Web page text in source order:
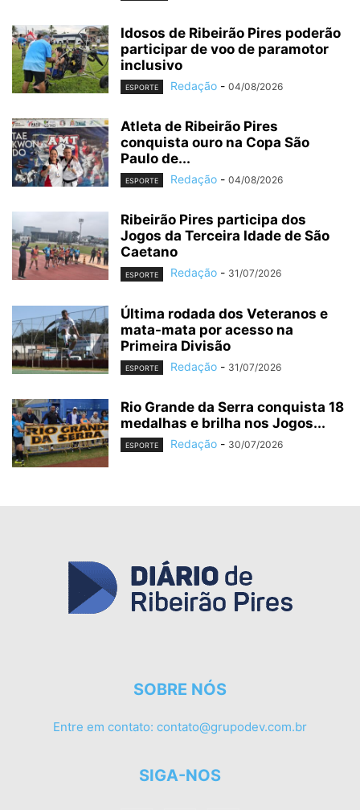
Idosos de Ribeirão Pires poderão
participar de voo de paramotor
inclusivo
ESPORTE Redação - 04/08/2026
Atleta de Ribeirão Pires
conquista ouro na Copa São
Paulo de...
ESPORTE Redação - 04/08/2026
Ribeirão Pires participa dos
Jogos da Terceira Idade de São
Caetano
ESPORTE Redação - 31/07/2026
Última rodada dos Veteranos e
mata-mata por acesso na
Primeira Divisão
ESPORTE Redação - 31/07/2026
Rio Grande da Serra conquista 18
medalhas e brilha nos Jogos...
ESPORTE Redação - 30/07/2026
SOBRE NÓS
Entre em contato: contato@grupodev.com.br
SIGA-NOS